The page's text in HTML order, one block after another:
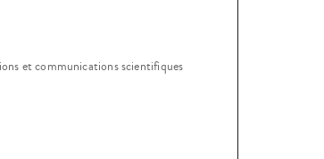
et communications scientifiques